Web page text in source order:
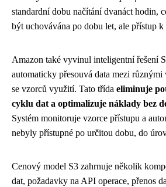
standardní dobu načítání dvanáct hodin,
být uchovávána po dobu let, ale přístup
Amazon také vyvinul inteligentní řešení
automaticky přesouvá data mezi
se vzorců využití. Tato třída eliminuje
cyklu dat a optimalizuje náklady bez
Systém monitoruje vzorce přístupu a
nebyly přístupné po určitou dobu, do
Cenový model S3 zahrnuje několik
dat, požadavky na API operace, přenos